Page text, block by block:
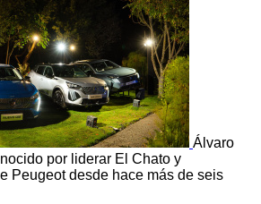
Álvaro
por liderar El Chato y
Peugeot desde hace más de seis